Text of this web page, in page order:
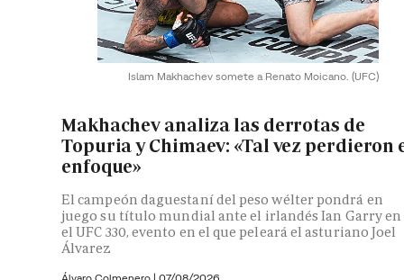
Islam Makhachev somete a Renato Moicano. (UFC)
Makhachev analiza las derrotas de
Topuria y Chimaev: «Tal vez perdieron
enfoque»
El campeón daguestaní del peso wélter pondrá en
juego su título mundial ante el irlandés Ian Garry en
el UFC 330, evento en el que peleará el asturiano Joel
Álvarez